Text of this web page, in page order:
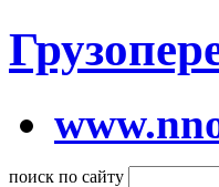
поиск по сайту